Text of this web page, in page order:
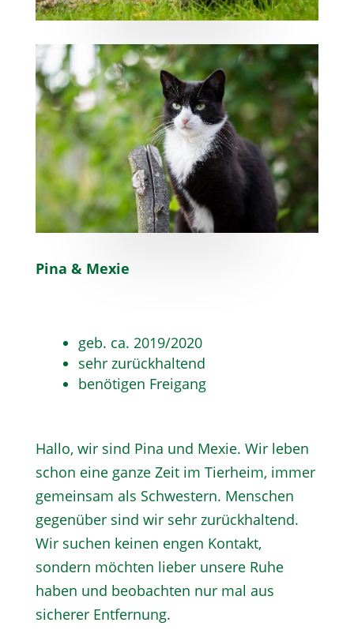
Pina & Mexie
geb. ca. 2019/2020
sehr zurückhaltend
benötigen Freigang
Hallo, wir sind Pina und Mexie. Wir leben
schon eine ganze Zeit im Tierheim, immer
gemeinsam als Schwestern. Menschen
gegenüber sind wir sehr zurückhaltend.
Wir suchen keinen engen Kontakt,
sondern möchten lieber unsere Ruhe
haben und beobachten nur mal aus
sicherer Entfernung.